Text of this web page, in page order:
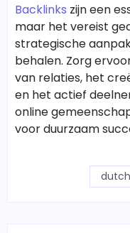
Backlinks zijn een
maar het vereist
strategische
behalen. Zorg
van relaties, het
en het actief
online
voor duurzaam